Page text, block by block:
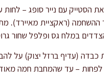
הסטייק עם נייר סופג –
ההשחמה (ראקציית מאיירד).
במלח גס ופלפל שחור
(עדיף ברזל יצוק) על
דקות לפחות – עד שהמחבת חמה